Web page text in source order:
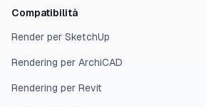
Compatibilità
Render per SketchUp
Rendering per ArchiCAD
Rendering per Revit